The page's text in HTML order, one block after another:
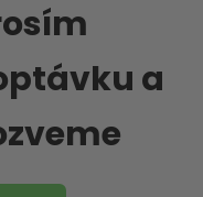
a